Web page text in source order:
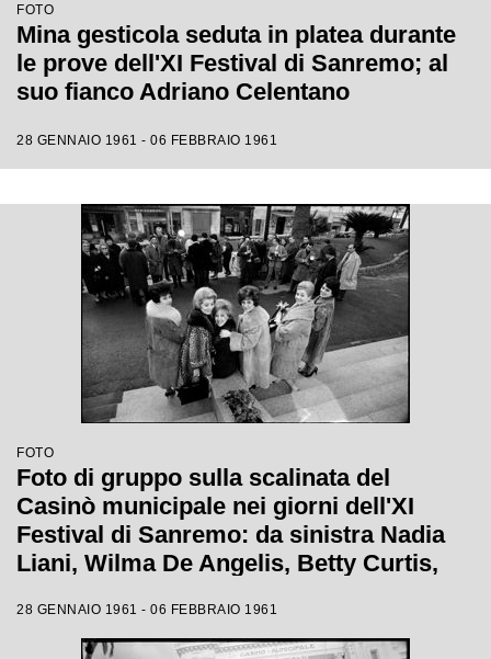
FOTO
Mina gesticola seduta in platea durante
le prove dell'XI Festival di Sanremo; al
suo fianco Adriano Celentano
28 GENNAIO 1961 - 06 FEBBRAIO 1961
FOTO
Foto di gruppo sulla scalinata del
Casinò municipale nei giorni dell'XI
Festival di Sanremo: da sinistra Nadia
Liani, Wilma De Angelis, Betty Curtis,
Mazzetti
28 GENNAIO 1961 - 06 FEBBRAIO 1961